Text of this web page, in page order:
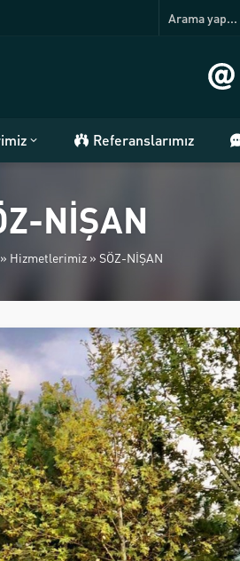
Referanslarımız
NİŞAN
» Hizmetlerimiz » SÖZ-NİŞAN